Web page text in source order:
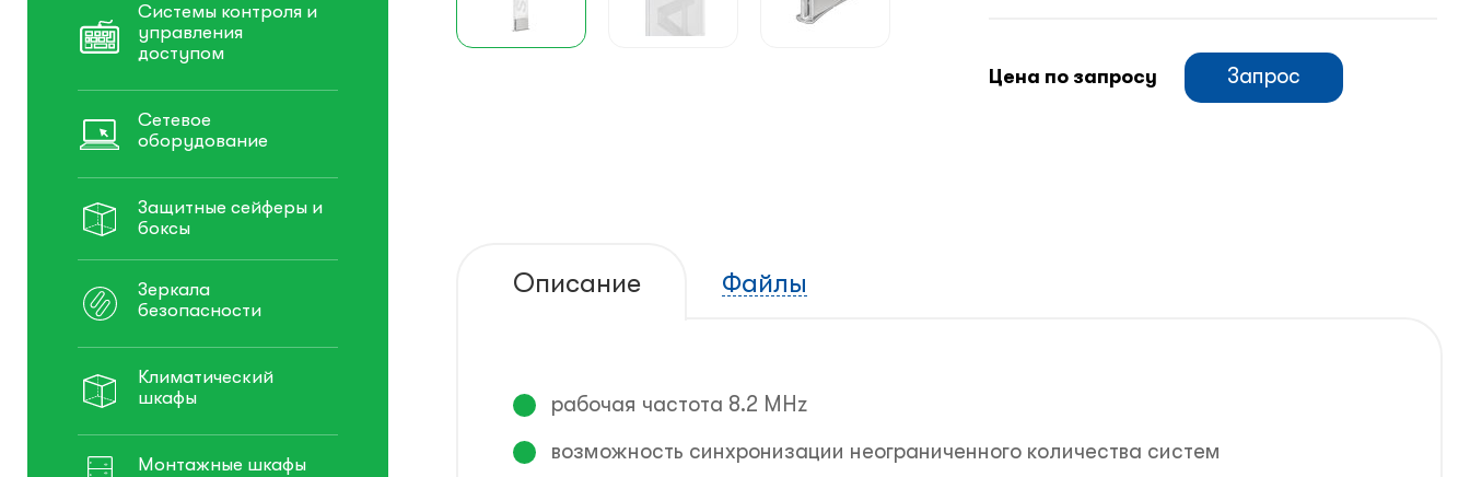
Системы контроля и
управления
доступом
Сетевое
оборудование
Защитные сейферы и
боксы
Зеркала
безопасности
Климатический
шкафы
Монтажные шкафы
Цена по запросу Запрос
Описание
рабочая частота 8.2 MHz
возможность синхронизации неограниченного количества систем
Файлы